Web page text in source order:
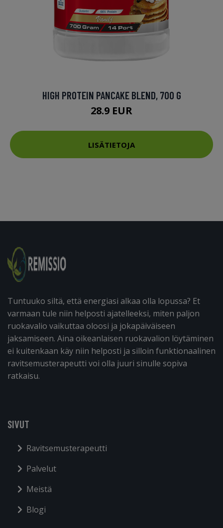
HIGH PROTEIN PANCAKE BLEND, 700 G
28.9 EUR
LISÄTIETOJA
Tuntuuko siltä, että energiasi alkaa olla lopussa? Et
varmaan tule niin helposti ajatelleeksi, miten paljon
ruokavalio vaikuttaa oloosi ja jokapäiväiseen
jaksamiseen. Aina oikeanlaisen ruokavalion löytäminen
ei kuitenkaan käy niin helposti ja silloin funktionaalinen
ravitsemusterapeutti voi olla juuri sinulle sopiva
ratkaisu.
SIVUT
Ravitsemusterapeutti
Palvelut
Meistä
Blogi